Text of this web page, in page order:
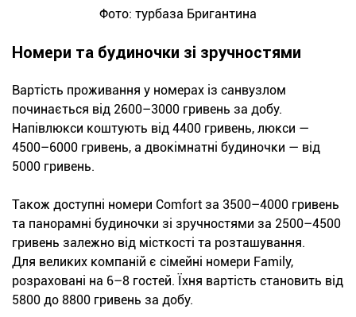
Фото: турбаза Бригантина
Номери та будиночки зі зручностями
Вартість проживання у номерах із санвузлом
починається від 2600–3000 гривень за добу.
Напівлюкси коштують від 4400 гривень, люкси —
4500–6000 гривень, а двокімнатні будиночки — від
5000 гривень.
Також доступні номери Comfort за 3500–4000 гривень
та панорамні будиночки зі зручностями за 2500–4500
гривень залежно від місткості та розташування.
Для великих компаній є сімейні номери Family,
розраховані на 6–8 гостей. Їхня вартість становить від
5800 до 8800 гривень за добу.